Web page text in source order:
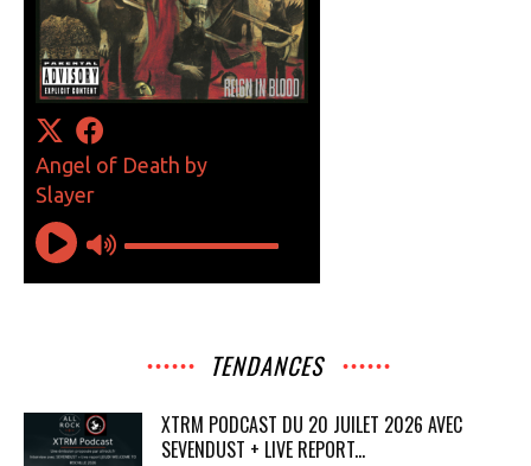
TENDANCES
XTRM PODCAST DU 20 JUILET 2026 AVEC
SEVENDUST + LIVE REPORT...